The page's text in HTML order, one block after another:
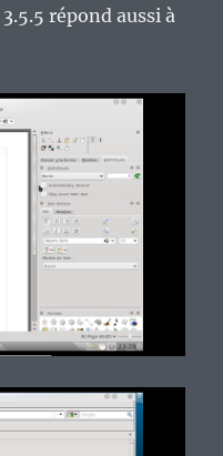
3.5.5 répond aussi à